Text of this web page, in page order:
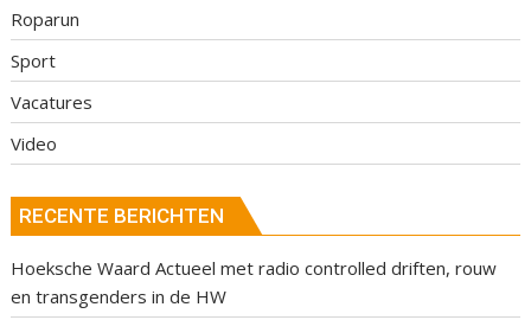
Roparun
Sport
Vacatures
Video
RECENTE BERICHTEN
Hoeksche Waard Actueel met radio controlled driften, rouw
en transgenders in de HW